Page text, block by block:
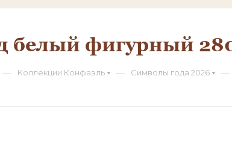
белый фигурный
— Коллекции Конфаэль — Символы года 2026 —